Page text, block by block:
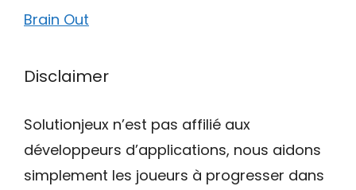
Brain Out
Disclaimer
Solutionjeux n’est pas affilié aux
développeurs d’applications, nous aidons
simplement les joueurs à progresser dans